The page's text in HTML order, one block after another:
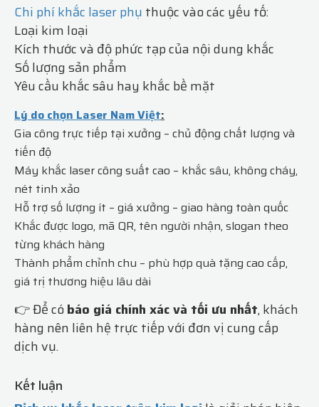
Chi phí khắc laser phụ thuộc vào các yếu tố:
Loại kim loại
Kích thước và độ phức tạp của nội dung khắc
Số lượng sản phẩm
Yêu cầu khắc sâu hay khắc bề mặt
Lý do chọn Laser Nam Việt:
Gia công trực tiếp tại xưởng – chủ động chất lượng và
tiến độ
Máy khắc laser công suất cao – khắc sâu, không cháy,
nét tinh xảo
Hỗ trợ số lượng ít – giá xưởng – giao hàng toàn quốc
Khắc được logo, mã QR, tên người nhận, slogan theo
từng khách hàng
Thành phẩm chỉnh chu – phù hợp quà tặng cao cấp,
giá trị thương hiệu lâu dài
👉 Để cóbáo giá chính xác và tối ưu nhất, khách
hàng nên liên hệ trực tiếp với đơn vị cung cấp
dịch vụ.
Kết luận